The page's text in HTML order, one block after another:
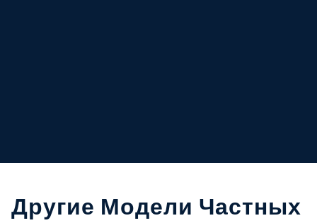
Другие Модели Частных